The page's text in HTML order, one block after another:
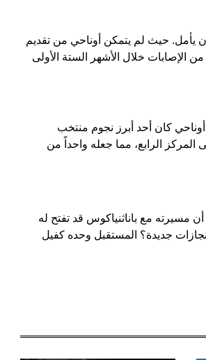
يأمل. حيث لم يتمكن أوناحي من تقديم
2023، حيث عانى من سلسلة من الإصابات خلال الأشهر الستة الأولى
كان أحد أبرز نجوم منتخب
إلى المركز الرابع، مما جعله واحداً من
مسيرته مع باناثنياكوس قد تفتح له
جديدة؟ المستقبل وحده كفيل